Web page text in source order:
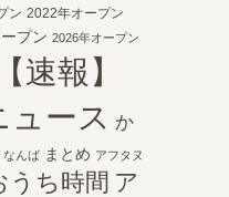
ン 2022年オープン
プン 2026年オープン
【速報】
ュース か
なんば まとめ アフタヌ
うち時間 ア